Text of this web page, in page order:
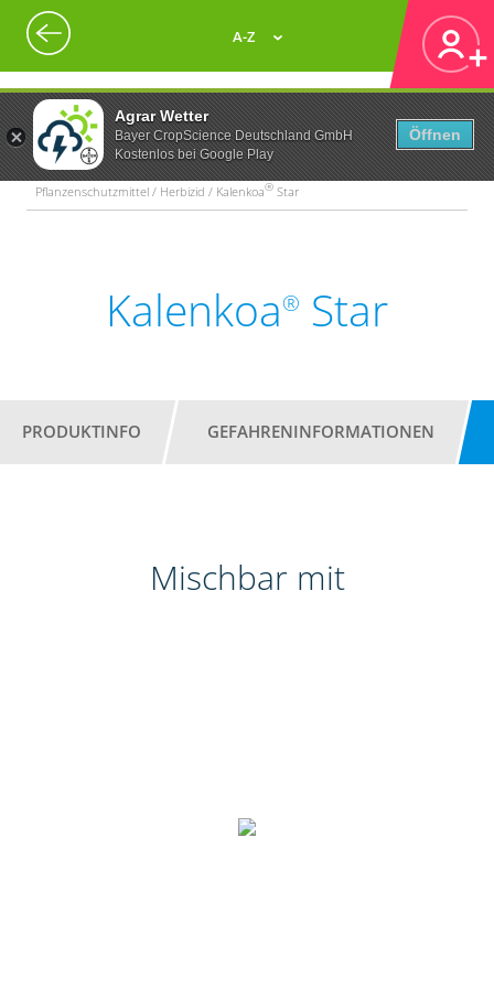
Agrar Wetter
Bayer CropScience Deutschland GmbH
Kostenlos bei Google Play
Öffnen
A-Z
Pflanzenschutzmittel / Herbizid / Kalenkoa® Star
Kalenkoa® Star
PRODUKTINFO GEFAHRENINFORMATIONEN
Mischbar mit